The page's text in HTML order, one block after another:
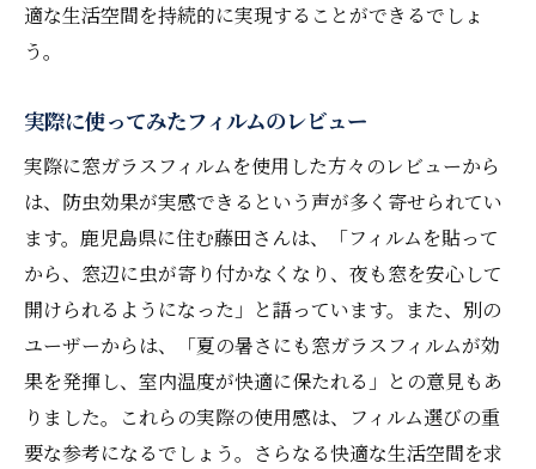
適な生活空間を持続的に実現することができるでしょ
う。
実際に使ってみたフィルムのレビュー
実際に窓ガラスフィルムを使用した方々のレビューから
は、防虫効果が実感できるという声が多く寄せられてい
ます。鹿児島県に住む藤田さんは、「フィルムを貼って
から、窓辺に虫が寄り付かなくなり、夜も窓を安心して
開けられるようになった」と語っています。また、別の
ユーザーからは、「夏の暑さにも窓ガラスフィルムが効
果を発揮し、室内温度が快適に保たれる」との意見もあ
りました。これらの実際の使用感は、フィルム選びの重
要な参考になるでしょう。さらなる快適な生活空間を求